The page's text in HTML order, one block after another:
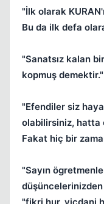
"İlk olarak
Bu da ilk defa
"Sanatsız kalan
kopmuş demektir."
"Efendiler siz
olabilirsiniz, hatta
Fakat hiç bir
"Sayın